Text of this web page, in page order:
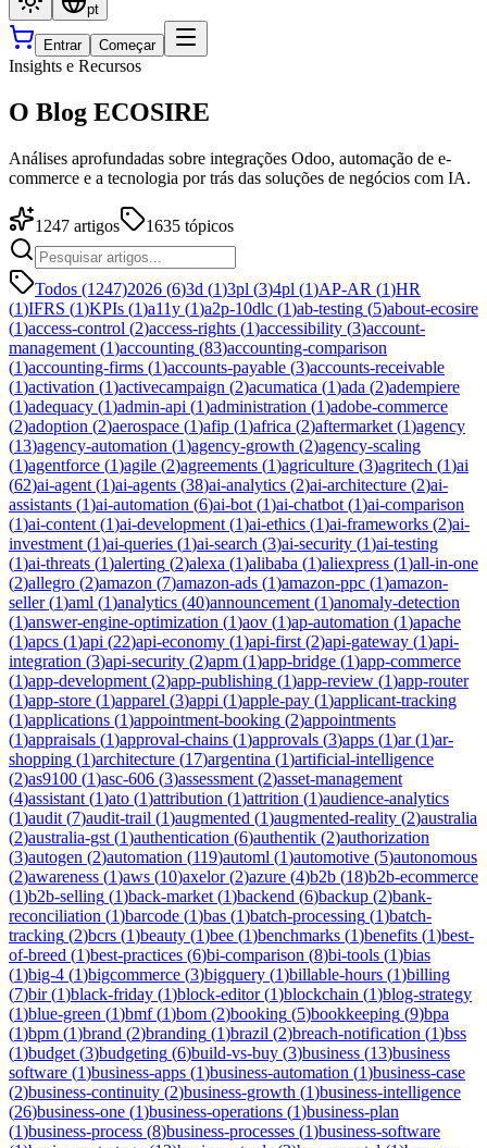
pt
Entrar Começar
Insights e Recursos
O Blog ECOSIRE
Análises aprofundadas sobre integrações Odoo, automação de e-
commerce e a tecnologia por trás das soluções de negócios com IA.
1247 artigos 1635 tópicos
Todos (1247)2026 (6)3d (1)3pl (3)4pl (1)AP-AR (1)HR
(1)IFRS (1)KPIs (1)a11y (1)a2p-10dlc (1)ab-testing (5)about-ecosire
(1)access-control (2)access-rights (1)accessibility (3)account-
management (1)accounting (83)accounting-comparison
(1)accounting-firms (1)accounts-payable (3)accounts-receivable
(1)activation (1)activecampaign (2)acumatica (1)ada (2)adempiere
(1)adequacy (1)admin-api (1)administration (1)adobe-commerce
(2)adoption (2)aerospace (1)afip (1)africa (2)aftermarket (1)agency
(13)agency-automation (1)agency-growth (2)agency-scaling
(1)agentforce (1)agile (2)agreements (1)agriculture (3)agritech (1)ai
(62)ai-agent (1)ai-agents (38)ai-analytics (2)ai-architecture (2)ai-
assistants (1)ai-automation (6)ai-bot (1)ai-chatbot (1)ai-comparison
(1)ai-content (1)ai-development (1)ai-ethics (1)ai-frameworks (2)ai-
investment (1)ai-queries (1)ai-search (3)ai-security (1)ai-testing
(1)ai-threats (1)alerting (2)alexa (1)alibaba (1)aliexpress (1)all-in-one
(2)allegro (2)amazon (7)amazon-ads (1)amazon-ppc (1)amazon-
seller(1)aml (1)analytics (40)announcement (1)anomaly-detection
(1)answer-engine-optimization (1)aov (1)ap-automation (1)apache
(1)apcs (1)api (22)api-economy (1)api-first (2)api-gateway (1)api-
integration (3)api-security (2)apm (1)app-bridge (1)app-commerce
(1)app-development (2)app-publishing (1)app-review (1)app-router
(1)app-store (1)apparel (3)appi (1)apple-pay (1)applicant-tracking
(1)applications (1)appointment-booking (2)appointments
(1)appraisals (1)approval-chains (1)approvals (3)apps (1)ar(1)ar-
shopping (1)architecture (17)argentina (1)artificial-intelligence
(2)as9100 (1)asc-606 (3)assessment (2)asset-management
(4)assistant (1)ato (1)attribution (1)attrition (1)audience-analytics
(1)audit (7)audit-trail (1)augmented (1)augmented-reality (2)australia
(2)australia-gst (1)authentication (6)authentik (2)authorization
(3)autogen (2)automation (119)automl (1)automotive (5)autonomous
(2)awareness (1)aws (10)axelor(2)azure (4)b2b (18)b2b-ecommerce
(1)b2b-selling (1)back-market (1)backend (6)backup (2)bank-
reconciliation (1)barcode (1)bas (1)batch-processing (1)batch-
tracking (2)bcrs (1)beauty (1)bee (1)benchmarks (1)benefits (1)best-
of-breed (1)best-practices (6)bi-comparison (8)bi-tools (1)bias
(1)big-4 (1)bigcommerce (3)bigquery (1)billable-hours (1)billing
(7)bir(1)black-friday (1)block-editor(1)blockchain (1)blog-strategy
(1)blue-green (1)bmf(1)bom (2)booking (5)bookkeeping (9)bpa
(1)bpm (1)brand (2)branding (1)brazil (2)breach-notification (1)bss
(1)budget (3)budgeting (6)build-vs-buy (3)business (13)business
software (1)business-apps (1)business-automation (1)business-case
(2)business-continuity (2)business-growth (1)business-intelligence
(26)business-one (1)business-operations (1)business-plan
(1)business-process (8)business-processes (1)business-software